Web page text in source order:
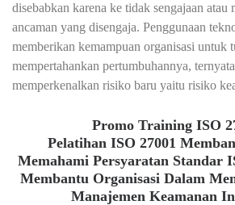
disebabkan karena ke tidak sengajaan atau
ancaman yang disengaja. Penggunaan
memberikan kemampuan organisasi untuk
mempertahankan pertumbuhannya,
memperkenalkan risiko baru yaitu risiko
Promo Training ISO
Pelatihan ISO 27001
Memahami Persyaratan Standar
Membantu Organisasi Dalam
Manajemen Keamanan